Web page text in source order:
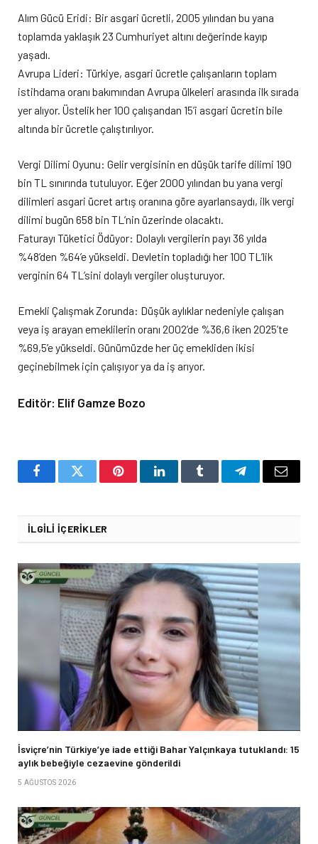
Alım Gücü Eridi: Bir asgari ücretli, 2005 yılından bu yana
toplamda yaklaşık 23 Cumhuriyet altını değerinde kayıp
yaşadı.
Avrupa Lideri: Türkiye, asgari ücretle çalışanların toplam
istihdama oranı bakımından Avrupa ülkeleri arasında ilk sırada
yer alıyor. Üstelik her 100 çalışandan 15’i asgari ücretin bile
altında bir ücretle çalıştırılıyor.
Vergi Dilimi Oyunu: Gelir vergisinin en düşük tarife dilimi 190
bin TL sınırında tutuluyor. Eğer 2000 yılından bu yana vergi
dilimleri asgari ücret artış oranına göre ayarlansaydı, ilk vergi
dilimi bugün 658 bin TL’nin üzerinde olacaktı.
Faturayı Tüketici Ödüyor: Dolaylı vergilerin payı 36 yılda
%48’den %64’e yükseldi. Devletin topladığı her 100 TL’lik
verginin 64 TL’sini dolaylı vergiler oluşturuyor.
Emekli Çalışmak Zorunda: Düşük aylıklar nedeniyle çalışan
veya iş arayan emeklilerin oranı 2002’de %36,6 iken 2025’te
%69,5’e yükseldi. Günümüzde her üç emekliden ikisi
geçinebilmek için çalışıyor ya da iş arıyor.
Editör: Elif Gamze Bozo
FacebookTwitter PinterestLinkedInTumblr TelegramEmail
İLGILI İÇERIKLER
İsviçre’nin Türkiye’ye iade ettiği Bahar Yalçınkaya tutuklandı: 15
aylık bebeğiyle cezaevine gönderildi
5 AĞUSTOS 2026